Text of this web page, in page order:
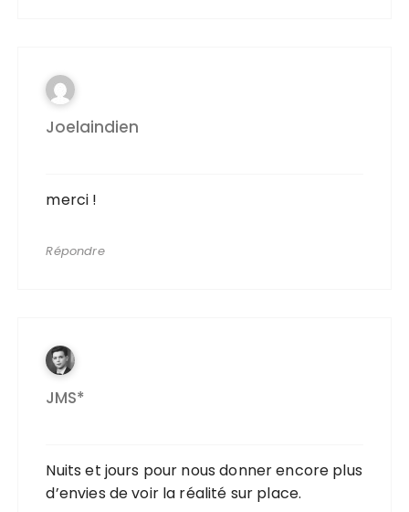
Joelaindien
merci !
Répondre
JMS*
Nuits et jours pour nous donner encore plus
d’envies de voir la réalité sur place.